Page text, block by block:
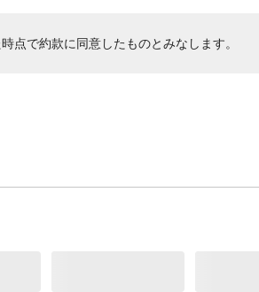
点で約款に同意したものとみなします。